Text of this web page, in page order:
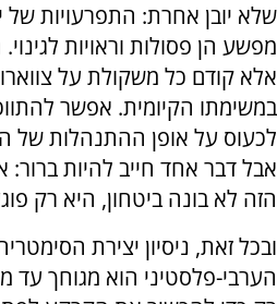
שלא יובן אחרת: התפרעויות של
מפשע הן פסולות וראויות
אלא קודם כל משקולת על
במשימתו הקיומית. אפשר
לכעוס על אופן ההתנהלות של
אבל דבר אחד חייב להיות
הזה לא בונה ביטחון, היא רק
ובכל זאת, ניסיון יצירת
הערבי-פלסטיני הוא מגוחך עד